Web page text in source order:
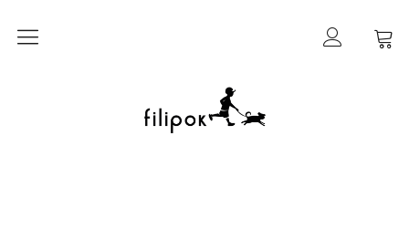
Sommermarkt
New In